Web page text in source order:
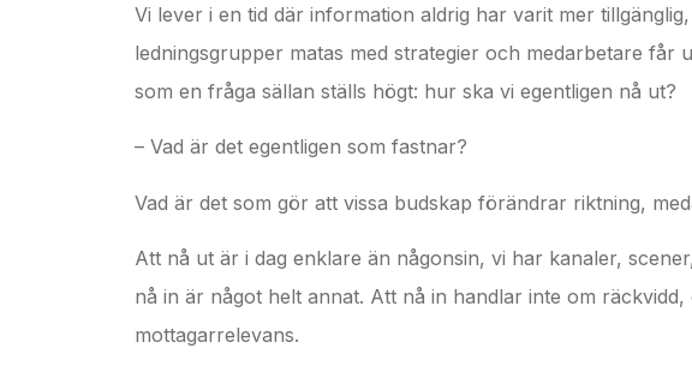
Vi lever i en tid där information aldrig har varit mer
ledningsgrupper matas med strategier och medarbetare får
som en fråga sällan ställs högt: hur ska vi egentligen nå ut?
– Vad är det egentligen som fastnar?
Vad är det som gör att vissa budskap förändrar riktning,
Att nå ut är i dag enklare än någonsin, vi har kanaler,
nå in är något helt annat. Att nå in handlar inte om
mottagarrelevans.